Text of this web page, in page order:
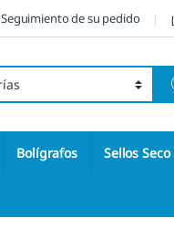
Seguimiento de su pedido
Bolígrafos Sellos Seco